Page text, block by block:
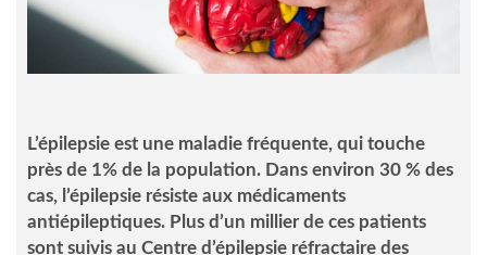
L’épilepsie est une maladie fréquente, qui touche
près de 1% de la population. Dans environ 30 % des
cas, l’épilepsie résiste aux médicaments
antiépileptiques. Plus d’un millier de ces patients
sont suivis au Centre d’épilepsie réfractaire des